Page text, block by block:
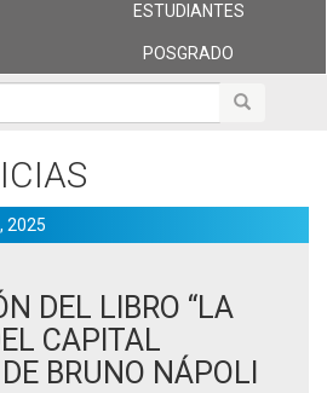
búsqueda
ESTUDIANTES
POSGRADO
2025
DEL LIBRO “LA
CAPITAL
BRUNO NÁPOLI